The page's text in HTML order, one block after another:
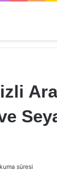
süresi